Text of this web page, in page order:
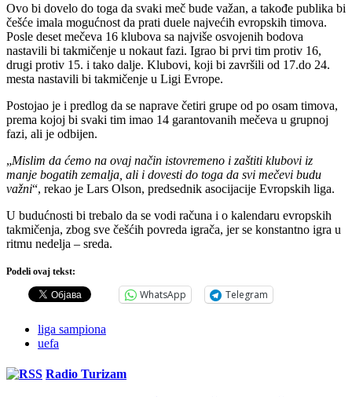
Ovo bi dovelo do toga da svaki meč bude važan, a takođe publika bi
češće imala mogućnost da prati duele najvećih evropskih timova.
Posle deset mečeva 16 klubova sa najviše osvojenih bodova
nastavili bi takmičenje u nokaut fazi. Igrao bi prvi tim protiv 16,
drugi protiv 15. i tako dalje. Klubovi, koji bi završili od 17.do 24.
mesta nastavili bi takmičenje u Ligi Evrope.
Postojao je i predlog da se naprave četiri grupe od po osam timova,
prema kojoj bi svaki tim imao 14 garantovanih mečeva u grupnoj
fazi, ali je odbijen.
„Mislim da ćemo na ovaj način istovremeno i zaštiti klubovi iz
manje bogatih zemalja, ali i dovesti do toga da svi mečevi budu
važni“, rekao je Lars Olson, predsednik asocijacije Evropskih liga.
U budućnosti bi trebalo da se vodi računa i o kalendaru evropskih
takmičenja, zbog sve češćih povreda igrača, jer se konstantno igra u
ritmu nedelja – sreda.
Podeli ovaj tekst:
WhatsApp Telegram
liga sampiona
uefa
Radio Turizam